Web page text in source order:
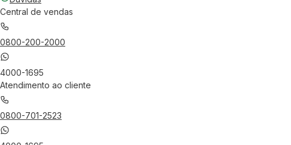
Central de vendas
0800-200-2000
4000-1695
Atendimento ao cliente
0800-701-2523